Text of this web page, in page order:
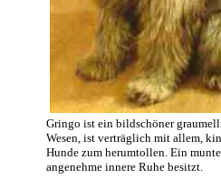
Gringo ist ein bildschöner
Wesen, ist verträglich mit allem,
Hunde zum herumtollen. Ein
angenehme innere Ruhe besitzt.